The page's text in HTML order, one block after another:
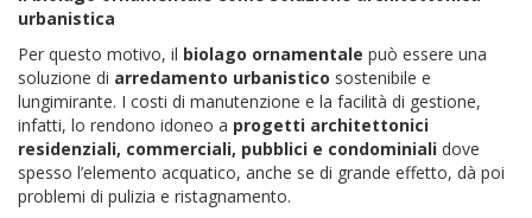
urbanistica
Per questo motivo, il biolago ornamentale può essere una
soluzione di arredamento urbanistico sostenibile e
lungimirante. I costi di manutenzione e la facilità di gestione,
infatti, lo rendono idoneo a progetti architettonici
residenziali, commerciali, pubblici e condominiali dove
spesso l’elemento acquatico, anche se di grande effetto, dà poi
problemi di pulizia e ristagnamento.